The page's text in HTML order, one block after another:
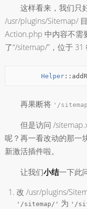
这样看来，我们只
/usr/plugins/Sitemap/
Action.php 中内容不需
了“/sitemap/”，位于 31
Helper ::
再果断将 '/
但是访问 /
呢？再一看改动的那一
新激活插件啦。
让我们小结一下此
改 /usr/plugins/
'/sitemap/' 为 '/